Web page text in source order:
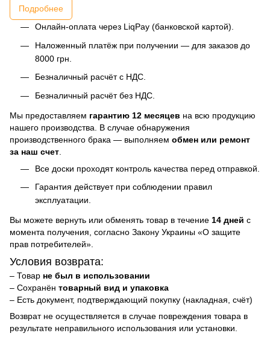
Подробнее
Онлайн-оплата через LiqPay (банковской картой).
Наложенный платёж при получении — для заказов до
8000 грн.
Безналичный расчёт с НДС.
Безналичный расчёт без НДС.
Мы предоставляем гарантию 12 месяцев на всю продукцию
нашего производства. В случае обнаружения
производственного брака — выполняем обмен или ремонт
за наш счет
Все доски проходят контроль качества перед отправкой.
Гарантия действует при соблюдении правил
эксплуатации.
Вы можете вернуть или обменять товар в течение 14 дней с
момента получения, согласно Закону Украины «О защите
прав потребителей».
Условия возврата:
– Товар не был в использовании
– Сохранён товарный вид и упаковка
– Есть документ, подтверждающий покупку (накладная, счёт)
Возврат не осуществляется в случае повреждения товара в
результате неправильного использования или установки.